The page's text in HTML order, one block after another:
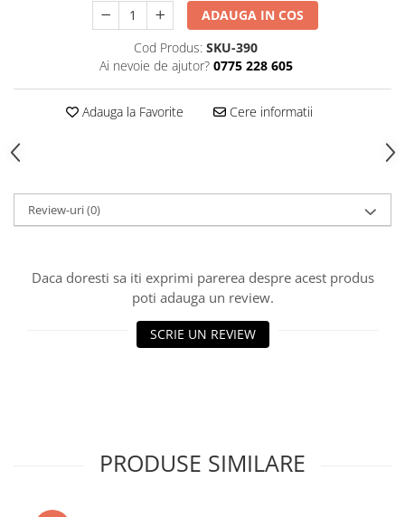
ADAUGA IN COS
Cod Produs: SKU-390
Ai nevoie de ajutor? 0775 228 605
Adauga la Favorite Cere informatii
Review-uri(0)
Daca doresti sa iti exprimi parerea despre acest produs
poti adauga un review.
SCRIE UN REVIEW
PRODUSE SIMILARE